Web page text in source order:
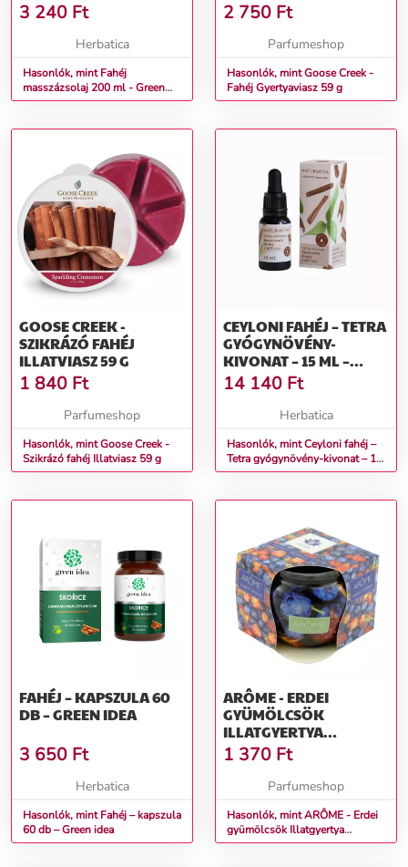
3 240 Ft
Herbatica
Hasonlók, mint Fahéj
masszázsolaj 200 ml - Green
idea
2 750 Ft
Parfumeshop
Hasonlók, mint Goose Creek -
Fahéj Gyertyaviasz 59 g
GOOSE CREEK -
SZIKRÁZÓ FAHÉJ
ILLATVIASZ 59 G
1 840 Ft
Parfumeshop
Hasonlók, mint Goose Creek -
Szikrázó fahéj Illatviasz 59 g
CEYLONI FAHÉJ – TETRA
GYÓGYNÖVÉNY-
KIVONAT – 15 ML –
NATURMEDA
14 140 Ft
Herbatica
Hasonlók, mint Ceyloni fahéj –
Tetra gyógynövény-kivonat – 15
ml – Naturmeda
FAHÉJ – KAPSZULA 60
DB – GREEN IDEA
3 650 Ft
Herbatica
Hasonlók, mint Fahéj – kapszula
60 db – Green idea
ARÔME - ERDEI
GYÜMÖLCSÖK
ILLATGYERTYA
DOBOZBAN 85 G
1 370 Ft
Parfumeshop
Hasonlók, mint ARÔME - Erdei
gyümölcsök Illatgyertya
dobozban 85 g